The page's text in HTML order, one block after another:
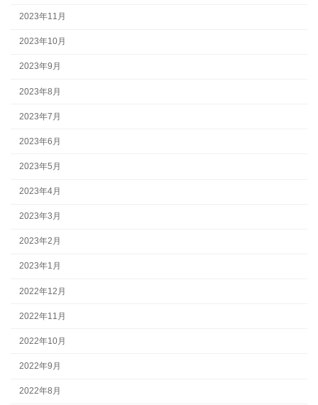
2023年11月
2023年10月
2023年9月
2023年8月
2023年7月
2023年6月
2023年5月
2023年4月
2023年3月
2023年2月
2023年1月
2022年12月
2022年11月
2022年10月
2022年9月
2022年8月